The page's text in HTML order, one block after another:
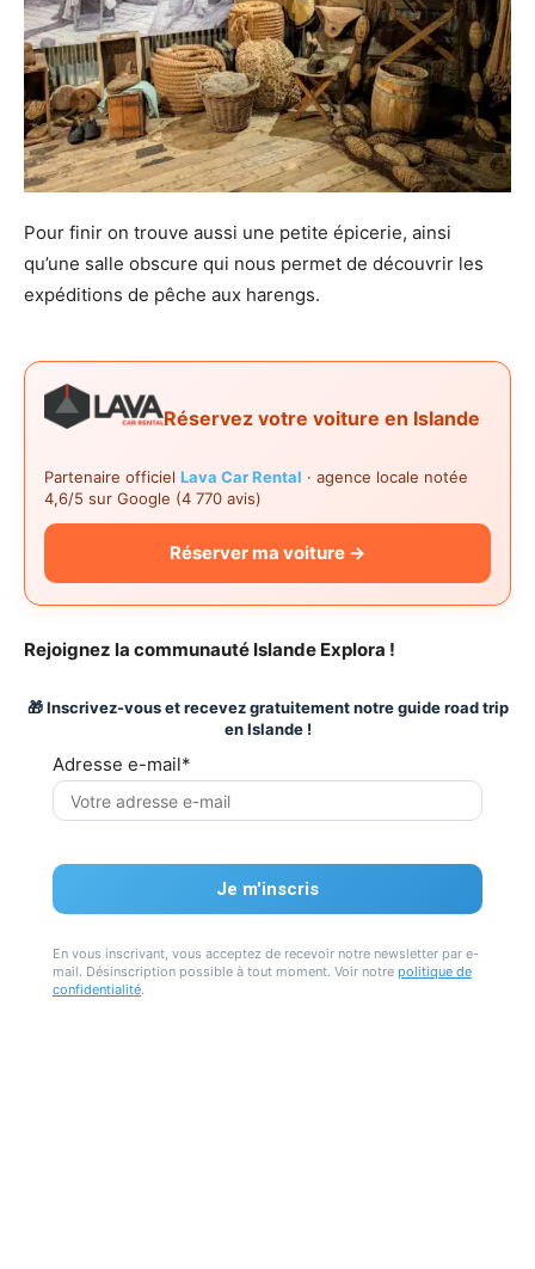
Pour finir on trouve aussi une petite épicerie, ainsi
qu’une salle obscure qui nous permet de découvrir les
expéditions de pêche aux harengs.
Réservez votre voiture en Islande
Partenaire officiel Lava Car Rental · agence locale notée
4,6/5 sur Google (4 770 avis)
Réserver ma voiture →
Rejoignez la communauté Islande Explora !
🎁 Inscrivez-vous et recevez gratuitement notre guide road trip
en Islande !
Adresse e-mail*
En vous inscrivant, vous acceptez de recevoir notre newsletter par e-
mail. Désinscription possible à tout moment. Voir notre politique de
confidentialité.